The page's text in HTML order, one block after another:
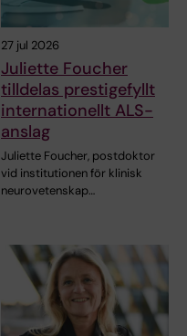
27 jul 2026
Juliette Foucher
tilldelas prestigefyllt
internationellt ALS-
anslag
Juliette Foucher, postdoktor
vid institutionen för klinisk
neurovetenskap…